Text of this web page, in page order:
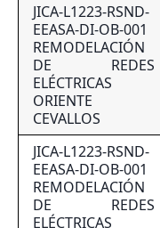
JICA-L1223-RSND-
EEASA-DI-OB-001
REMODELACIÓN
DE REDES
ELÉCTRICAS
ORIENTE
CEVALLOS
JICA-L1223-RSND-
EEASA-DI-OB-001
REMODELACIÓN
DE REDES
ELÉCTRICAS